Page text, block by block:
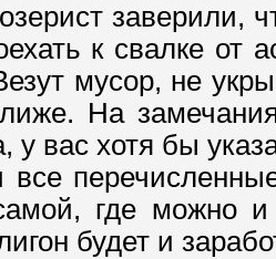
заверили,
к свалке
мусор, не
На
у вас хотя бы
все
где можно
будет и